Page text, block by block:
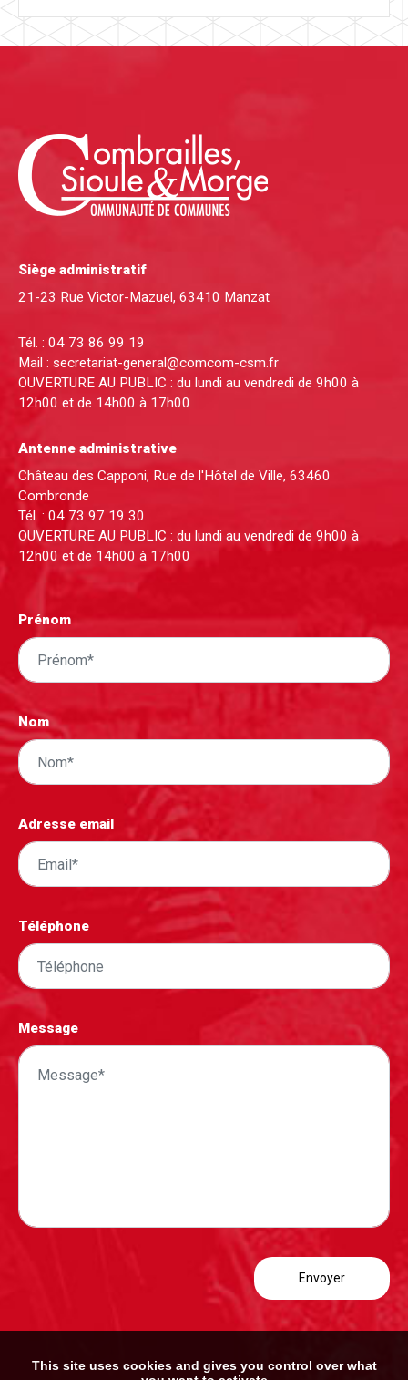
Siège administratif
21-23 Rue Victor-Mazuel, 63410 Manzat
Tél. : 04 73 86 99 19
Mail : secretariat-general@comcom-csm.fr
OUVERTURE AU PUBLIC : du lundi au vendredi de 9h00 à
12h00 et de 14h00 à 17h00
Antenne administrative
Château des Capponi, Rue de l'Hôtel de Ville, 63460
Combronde
Tél. : 04 73 97 19 30
OUVERTURE AU PUBLIC : du lundi au vendredi de 9h00 à
12h00 et de 14h00 à 17h00
Prénom
Nom
Adresse email
Téléphone
Message
This site uses cookies and gives you control over what